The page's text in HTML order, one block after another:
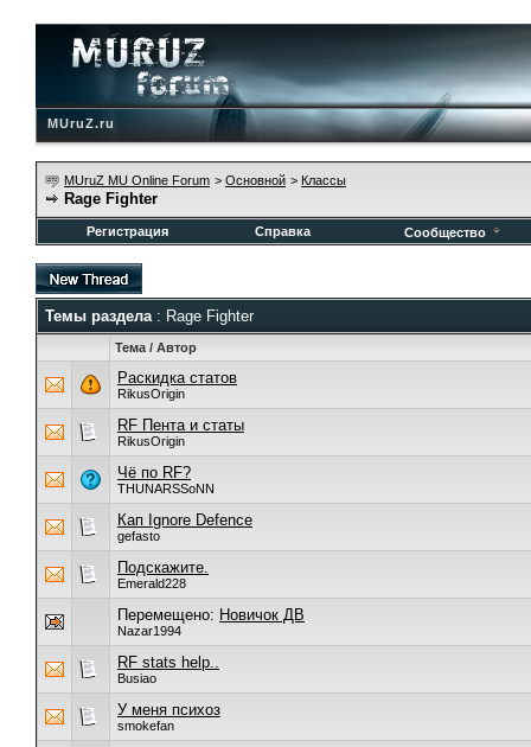
MUruZ.ru
MUruZ MU Online Forum > Основной > Классы
Rage Fighter
Регистрация Справка Сообщество
Темы раздела: Rage Fighter
Тема / Автор
Раскидка статов
RikusOrigin
RF Пента и статы
RikusOrigin
Чё по RF?
THUNARSSoNN
Кап Ignore Defence
gefasto
Подскажите.
Emerald228
Перемещено: Новичок ДВ
Nazar1994
RF stats help..
Busiao
У меня психоз
smokefan